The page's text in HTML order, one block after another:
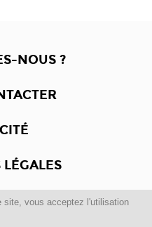
site, vous acceptez l'utilisation
NOUS ?
- Tous droits réservés.